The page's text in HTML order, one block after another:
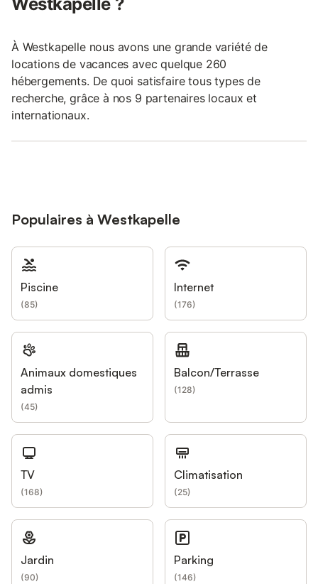
À Westkapelle nous avons une grande variété de
locations de vacances avec quelque 260
hébergements. De quoi satisfaire tous types de
recherche, grâce à nos 9 partenaires locaux et
internationaux.
Populaires à Westkapelle
Piscine
(85)
Internet
(176)
Animaux domestiques
admis
(45)
Balcon/Terrasse
(128)
TV
(168)
Climatisation
(25)
Jardin
(90)
Parking
(146)